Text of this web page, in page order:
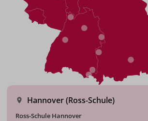
Hannover (Ross-Schule)
Ross-Schule Hannover